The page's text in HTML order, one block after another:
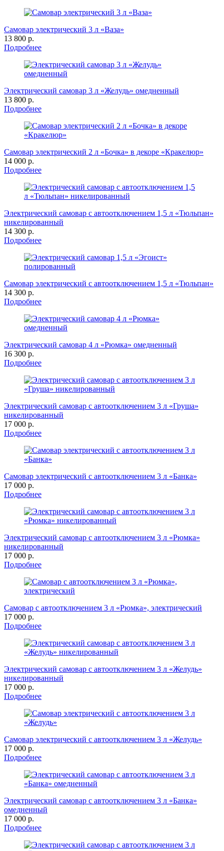
Самовар электрический 3 л «Ваза»
13 800 р.
Подробнее
Электрический самовар 3 л «Желудь» омедненный
13 800 р.
Подробнее
Самовар электрический 2 л «Бочка» в декоре «Кракелюр»
14 000 р.
Подробнее
Электрический самовар с автоотключением 1,5 л «Тюльпан»
никелированный
14 300 р.
Подробнее
Самовар электрический с автоотключением 1,5 л «Тюльпан»
14 300 р.
Подробнее
Электрический самовар 4 л «Рюмка» омедненный
16 300 р.
Подробнее
Электрический самовар с автоотключением 3 л «Груша»
никелированный
17 000 р.
Подробнее
Самовар электрический с автоотключением 3 л «Банка»
17 000 р.
Подробнее
Электрический самовар с автоотключением 3 л «Рюмка»
никелированный
17 000 р.
Подробнее
Самовар с автоотключением 3 л «Рюмка», электрический
17 000 р.
Подробнее
Электрический самовар с автоотключением 3 л «Желудь»
никелированный
17 000 р.
Подробнее
Самовар электрический с автоотключением 3 л «Желудь»
17 000 р.
Подробнее
Электрический самовар с автоотключением 3 л «Банка»
омедненный
17 000 р.
Подробнее